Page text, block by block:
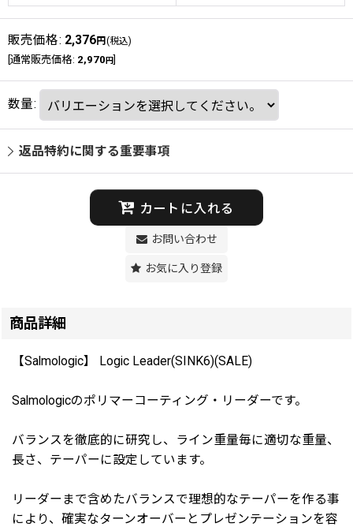
販売価格: 2,376円 (税込)
通常販売価格: 2,970円
数量:
返品特約に関する重要事項
カートに入れる
お問い合わせ
お気に入り登録
商品詳細
【Salmologic】 Logic Leader(SINK6)(SALE)
Salmologicのポリマーコーティング・リーダーです。
バランスを徹底的に研究し、ライン重量毎に適切な重量、
長さ、テーパーに設定しています。
リーダーまで含めたバランスで理想的なテーパーを作る事
により、確実なターンオーバーとプレゼンテーションを容